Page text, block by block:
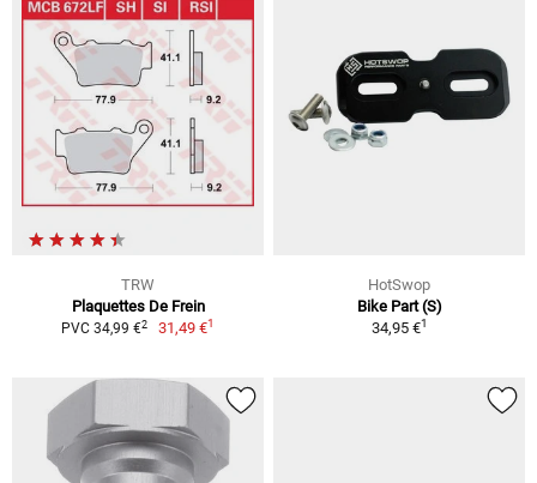
TRW
Plaquettes De Frein
PVC 34,99 €2 31,49 €1
HotSwop
Bike Part (S)
34,95 €1